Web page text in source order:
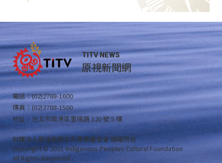
TITV NEWS
原視新聞網
電話：(02)2788-1600
傳真：(02)2788-1500
地址：台北市南港區重陽路 120 號 5 樓
財團法人原住民族文化事業基金會 版權所有
Copyright © 2021 Indigenous Peoples Cultural Foundation
All Rights Reserved .